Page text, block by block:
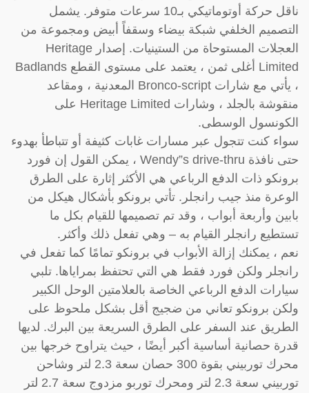
ناقل حركة أوتوماتيكي بـ10 سرعات متوفر. يشمل
التصميم الخلفي شبكة بيضاء وسقفاً أبيض ومجموعة من
العجلات المستوحاة من الستينيات. إصدار Heritage
Limited أغلى ثمن ، يعتمد على مستوى القطع Badlands
، يأتي مع شارات Bronco-script المعدنية ، ومقاعد
منقوشة بالجلد ، وشارات Heritage Limited على
الكونسول الوسطى.
سواء كنت تتجول عبر مسارات غابات كثيفة أو تتباطأ بهدوء
حتى نافذة Wendy”s drive-thru ، يمكن القول إن فورد
برونكو ذات الدفع الرباعي هي الأكثر إثارة على الطرق
الوعرة منذ جيب رانجلر. تأتي برونكو بأشكال هيكل من
بابين وأربعة أبواب ، وقد تم تصميمها للقيام بكل ما
تستطيع رانجلر القيام به – وهي تفعل ذلك وأكثر.
نعم ، يمكنك إزالة الأبواب في برونكو تمامًا كما تفعل في
رانجلر ولكن فورد فقط هي التي تحتفظ بمراياها. تلبي
سيارات الدفع الرباعي الخاصة بالعلامتين الوحل الكبير
ولكن برونكو تعاني من ضجيج أقل بشكل ملحوظ على
الطريق عند السفر على الطرق السريعة بين البرك. لديها
قدرة حصانية أساسية أكبر أيضًا ، حيث يتراوح خرجها بين
محرك توربيني بقوة 300 حصان سعة 2.3 لتر وشاحن
توربيني سعة 2.3 لتر ومحرك توربو مزدوج سعة 2.7 لتر